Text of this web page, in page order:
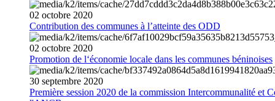
02 octobre 2020
Contribution des communes à l’atteinte des ODD
02 octobre 2020
Promotion de l‘économie locale dans les communes béninoises
30 septembre 2020
Première session 2020 de la commission Intercommunalité et